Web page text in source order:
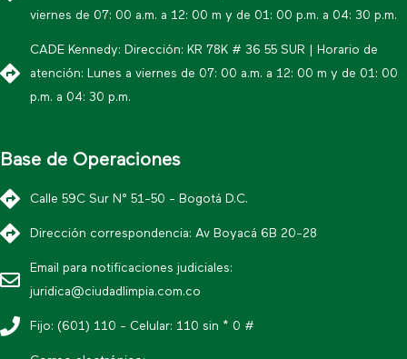
viernes de 07: 00 a.m. a 12: 00 m y de 01: 00 p.m. a 04: 30 p.m.
CADE Kennedy: Dirección: KR 78K # 36 55 SUR | Horario de
atención: Lunes a viernes de 07: 00 a.m. a 12: 00 m y de 01: 00
p.m. a 04: 30 p.m.
Base de Operaciones
Calle 59C Sur N° 51-50 - Bogotá D.C.
Dirección correspondencia: Av Boyacá 6B 20-28
Email para notificaciones judiciales:
juridica@ciudadlimpia.com.co
Fijo: (601) 110 - Celular: 110 sin * 0 #